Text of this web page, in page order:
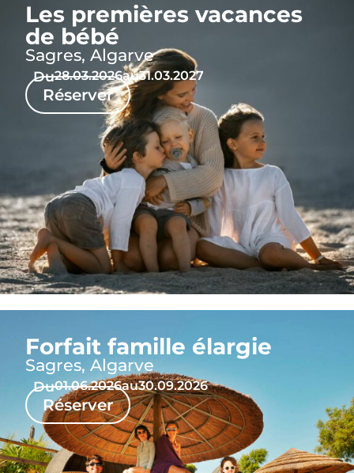
Les premières vacances
de bébé
Sagres, Algarve
Réserver
Du28.03.2026au31.03.2027
Forfait famille élargie
Sagres, Algarve
Réserver
Du01.06.2026au30.09.2026